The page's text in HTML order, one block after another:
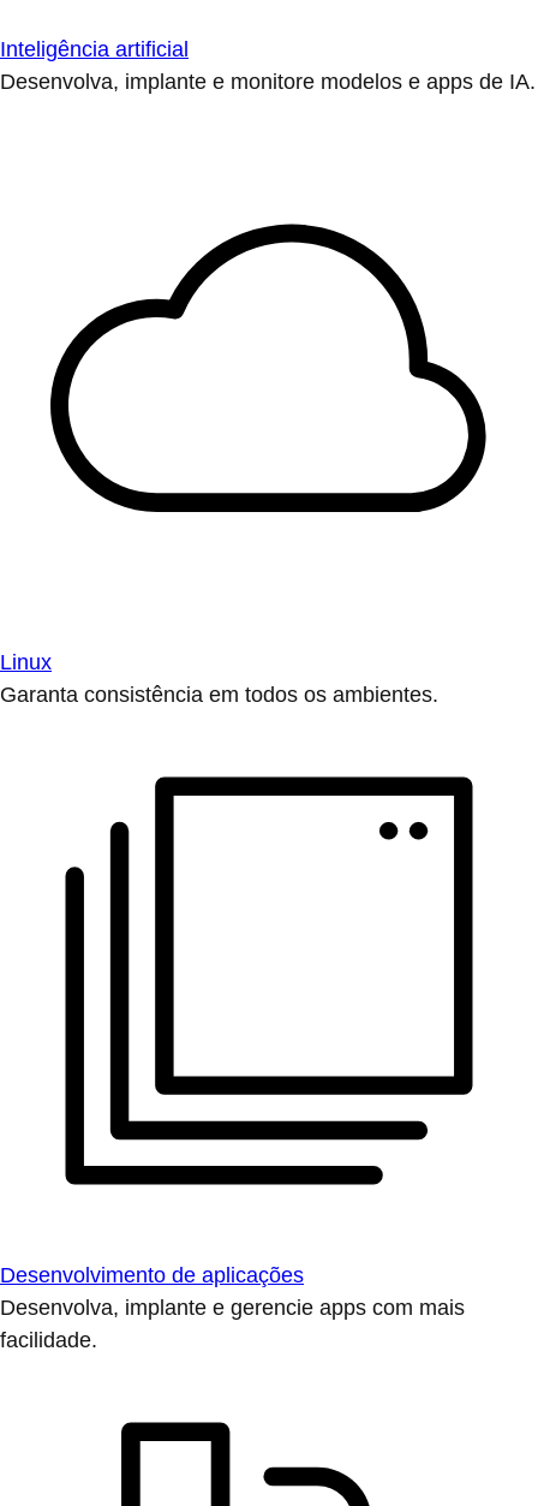
Inteligência artificial
Desenvolva, implante e monitore modelos e apps de IA.
Linux
Garanta consistência em todos os ambientes.
Desenvolvimento de aplicações
Desenvolva, implante e gerencie apps com mais
facilidade.